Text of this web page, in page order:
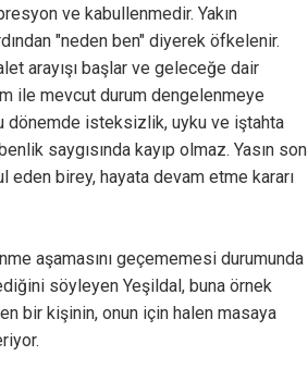
ve kabullenmedir. Yakın
"neden ben" diyerek öfkelenir.
arayışı başlar ve geleceğe dair
ile mevcut durum dengelenmeye
dönemde isteksizlik, uyku ve iştahta
saygısında kayıp olmaz. Yasın son
eden birey, hayata devam etme kararı
aşamasını geçememesi durumunda
söyleyen Yeşildal, buna örnek
bir kişinin, onun için halen masaya